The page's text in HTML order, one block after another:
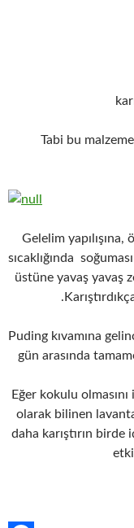
Tabi bu
Gelelim
sıcaklığında
üstüne yavaş yavaş
Puding kıvamına
gün arasında
Eğer kokulu olmasını
olarak bilinen
daha karıştırın